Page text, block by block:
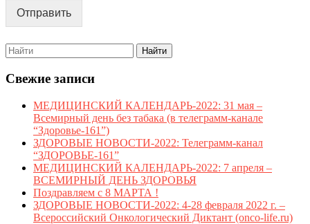
Отправить
Search
for:
Свежие записи
МЕДИЦИНСКИЙ КАЛЕНДАРЬ-2022: 31 мая –
Всемирный день без табака (в телеграмм-канале
“Здоровье-161”)
ЗДОРОВЫЕ НОВОСТИ-2022: Телеграмм-канал
“ЗДОРОВЬЕ-161”
МЕДИЦИНСКИЙ КАЛЕНДАРЬ-2022: 7 апреля –
ВСЕМИРНЫЙ ДЕНЬ ЗДОРОВЬЯ
Поздравляем с 8 МАРТА !
ЗДОРОВЫЕ НОВОСТИ-2022: 4-28 февраля 2022 г. –
Всероссийский Онкологический Диктант (onco-life.ru)